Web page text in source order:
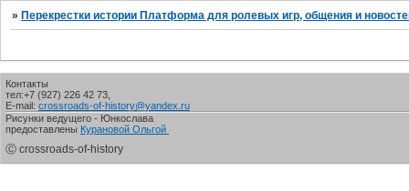
» Перекрестки истории Платформа для ролевых игр, общения и
Контакты
тел:+7 (927) 226 42 73,
E-mail: crossroads-of-history@yandex.ru
Рисунки ведущего - Юнкослава
предоставлены Курановой Ольгой
Ⓒ crossroads-of-history